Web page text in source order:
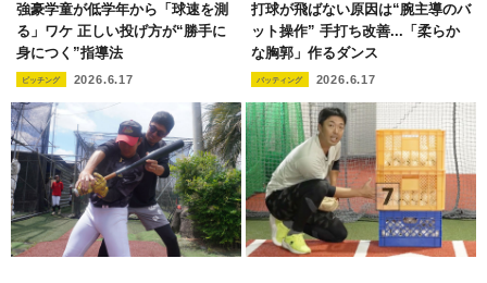
強豪学童が低学年から「球速を測
る」ワケ 正しい投げ方が“勝手に
身につく”指導法
ピッチング 2026.6.17
打球が飛ばない原因は“腕主導のバ
ット操作” 手打ち改善...「柔らか
な胸郭」作るダンス
バッティング 2026.6.17